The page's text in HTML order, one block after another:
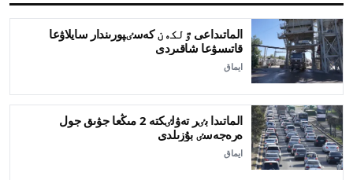
الماتىداعى ٷلكەن كەسٸپورىندار سايلاۋعا
قاتىسۋعا شاقىردى
ايماق
الماتىدا بٸر تەۋلٸكتە 2 مىڭعا جۋىق جول
ەرەجەسٸ بۇزىلدى
ايماق